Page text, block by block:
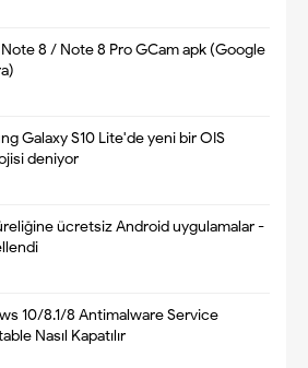
8 / Note 8 Pro GCam apk (Google
Galaxy S10 Lite'de yeni bir OIS
deniyor
ücretsiz Android uygulamalar -
10/8.1/8 Antimalware Service
Nasıl Kapatılır